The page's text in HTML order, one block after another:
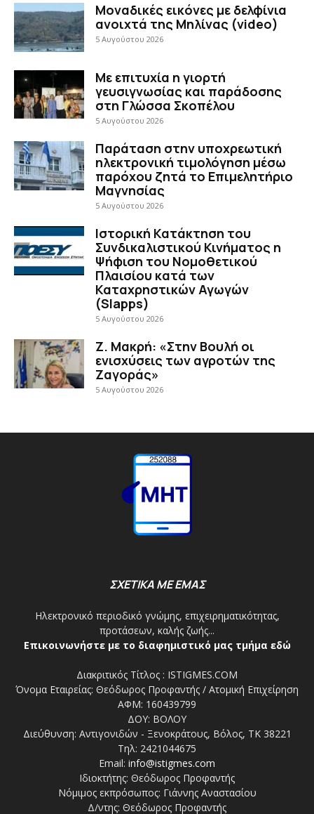
Μοναδικές εικόνες με δελφίνια
ανοιχτά της Μηλίνας (video)
5 Αυγούστου 2026
Με επιτυχία η γιορτή
γευσιγνωσίας και παράδοσης
στη Γλώσσα Σκοπέλου
5 Αυγούστου 2026
Παράταση στην υποχρεωτική
ηλεκτρονική τιμολόγηση μέσω
παρόχου ζητά το Επιμελητήριο
Μαγνησίας
5 Αυγούστου 2026
Ιστορική Κατάκτηση του
Συνδικαλιστικού Κινήματος η
Ψήφιση του Νομοθετικού
Πλαισίου κατά των
Καταχρηστικών Αγωγών
(Slapps)
5 Αυγούστου 2026
Ζ. Μακρή: «Στην Βουλή οι
ενισχύσεις των αγροτών της
Ζαγοράς»
5 Αυγούστου 2026
ΣΧΕΤΙΚΑ ΜΕ ΕΜΑΣ
Ηλεκτρονικό περιοδικό γνώμης, επιχειρηματικότητας,
προτάσεων, καλής ζωής...
Επικοινωνήστε με το διαφημιστικό μας τμήμα εδώ
Διακριτικός Τίτλος : ISTIGMES.COM
Όνομα Εταιρείας: Θεόδωρος Προφαντής / Ατομική Επιχείρηση
ΑΦΜ: 160439799
ΔΟΥ: ΒΟΛΟΥ
Διεύθυνση: Αντιγονιδών - Ξενοκράτους, Βόλος, ΤΚ 38221
Τηλ: 2421044675
Email: info@istigmes.com
Ιδιοκτήτης: Θεόδωρος Προφαντής
Νόμιμος εκπρόσωπος: Γιάννης Αναστασίου
Δ/ντης: Θεόδωρος Προφαντής